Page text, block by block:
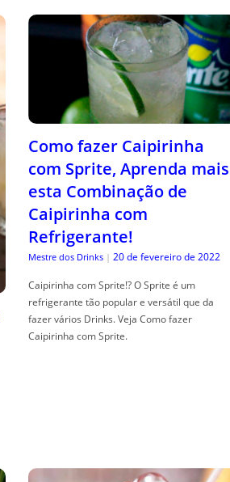
Como fazer Caipirinha
com Sprite, Aprenda mais
esta Combinação de
Caipirinha com
Refrigerante!
Mestre dos Drinks | 20 de fevereiro de 2022
Caipirinha com Sprite!? O Sprite é um
refrigerante tão popular e versátil que da
fazer vários Drinks. Veja Como fazer
Caipirinha com Sprite.